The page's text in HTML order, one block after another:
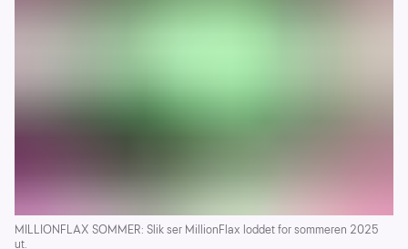
MILLIONFLAX SOMMER: Slik ser MillionFlax loddet for sommeren 2025
ut.